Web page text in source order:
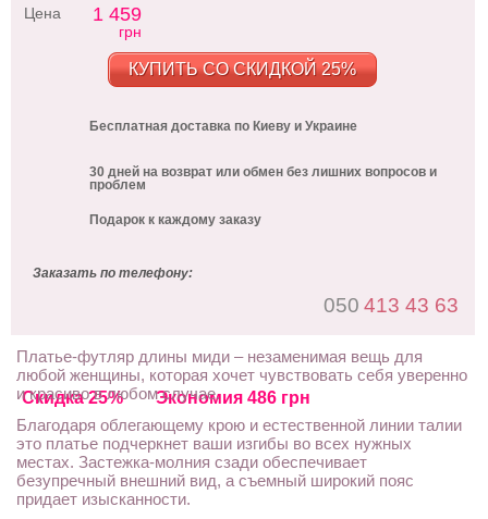
Скидка 25% Экономия 486 грн
Цена 1 459
грн
КУПИТЬ СО СКИДКОЙ 25%
Бесплатная доставка по Киеву и Украине
30 дней на возврат или обмен без лишних вопросов и
проблем
Подарок к каждому заказу
Заказать по телефону:
050 413 43 63
Платье-футляр длины миди – незаменимая вещь для
любой женщины, которая хочет чувствовать себя уверенно
и красиво в любом случае.
Благодаря облегающему крою и естественной линии талии
это платье подчеркнет ваши изгибы во всех нужных
местах. Застежка-молния сзади обеспечивает
безупречный внешний вид, а съемный широкий пояс
придает изысканности.